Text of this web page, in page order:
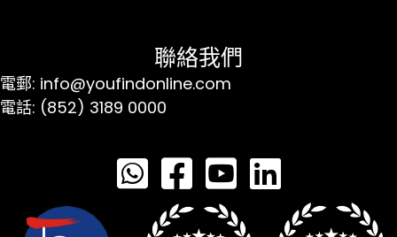
聯絡我們
電郵: info@youfindonline.com
電話: (852) 3189 0000